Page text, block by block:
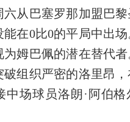
六从巴塞罗那加盟巴
能在0比0的平局中出
为姆巴佩的潜在替代
破组织严密的洛里昂，
中场球员洛朗·阿伯格